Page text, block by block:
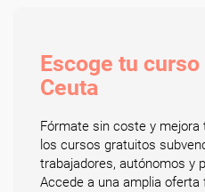
Escoge tu
Ceuta
Fórmate sin coste y
los cursos gratuitos
trabajadores, autónomos y
Accede a una amplia